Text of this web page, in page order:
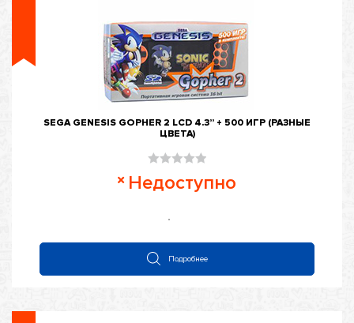
SEGA GENESIS GOPHER 2 LCD 4.3” + 500 ИГР (РАЗНЫЕ
ЦВЕТА)
0
Недоступно
Подробнее